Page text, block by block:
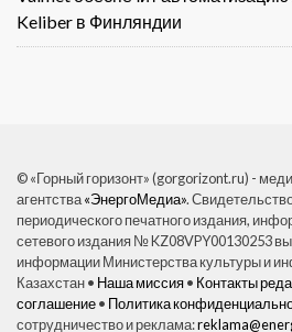
Keliber в Финляндии
© «Горный горизонт» (gorgorizont.ru) -
агентства«ЭнергоМедиа».
периодического печатного издания,
сетевого издания № KZ08VPY00130253
информации Министерства культуры и
Казахстан • Наша миссия• Контакты
соглашение• Политика
сотрудничество и реклама: